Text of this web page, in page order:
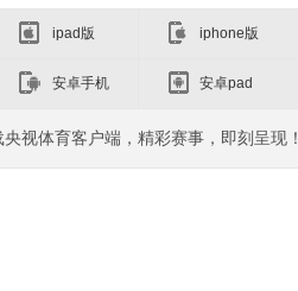
ipad版 iphone版
安卓手机 安卓pad
央视体育客户端，精彩赛事，即刻呈现！